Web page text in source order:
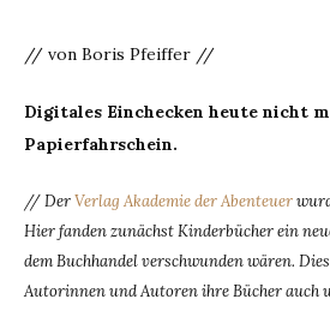
// von Boris Pfeiffer //
Digitales Einchecken heute nicht
Papierfahrschein.
// DerVerlag Akademie der Abenteuer
Hier fanden zunächst Kinderbücher ein
dem Buchhandel verschwunden wären.
Autorinnen und Autoren ihre Bücher auch